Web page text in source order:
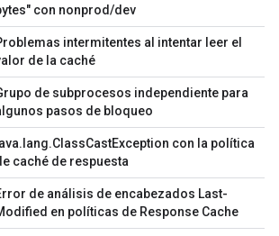
con nonprod/dev
intermitentes al intentar leer el
de la caché
de subprocesos independiente para
pasos de bloqueo
con la política
caché de respuesta
de análisis de encabezados Last-
en políticas de Response Cache